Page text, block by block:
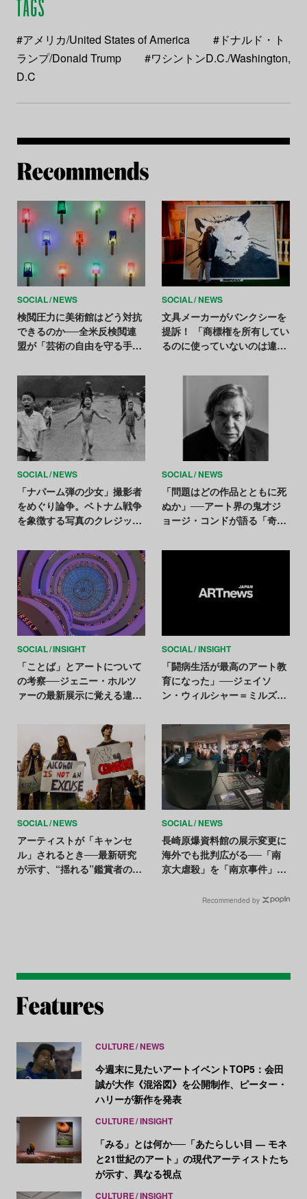
#アメリカ/United States of America
#ドナルド・ト
ランプ/Donald Trump
#ワシントンD.C./Washington,
D.C
SOCIAL NEWS
検閲圧力に美術館はどう対抗
できるのか──全米反検閲連
盟が「芸術の自由を守る手引
SOCIAL NEWS
文具メーカーがバンクシーを
提訴！ 「商標権を所有してい
るのに使っていないのは違
SOCIAL NEWS
「ナパーム弾の少女」撮影者
をめぐり論争。ベトナム戦争
を象徴する写真のクレジット
SOCIAL NEWS
「問題はどの作品とともに死
ぬか」──アート界の鬼才ジ
ョージ・コンドが語る「奇妙
SOCIAL INSIGHT
「ことば」とアートについて
の考察──ジェニー・ホルツ
ァーの最新展示に覚える違和
SOCIAL INSIGHT
「闘病生活が最高のアート教
育になった」──ジェイソ
ン・ウィルシャー＝ミルズの
SOCIAL NEWS
アーティストが「キャンセ
ル」されるとき──最新研究
が示す、“揺れる”鑑賞者の評
SOCIAL NEWS
長崎原爆資料館の展示変更に
海外でも批判広がる──「南
京大虐殺」を「南京事件」に
Recommended by
CULTURE NEWS
今週末に見たいアートイベントTOP5：会田
誠が大作《混浴図》を公開制作、ピーター・
ハリーが新作を発表
CULTURE INSIGHT
「みる」とは何か──「あたらしい目 ― モネ
と21世紀のアート」の現代アーティストたち
が示す、異なる視点
CULTURE INSIGHT